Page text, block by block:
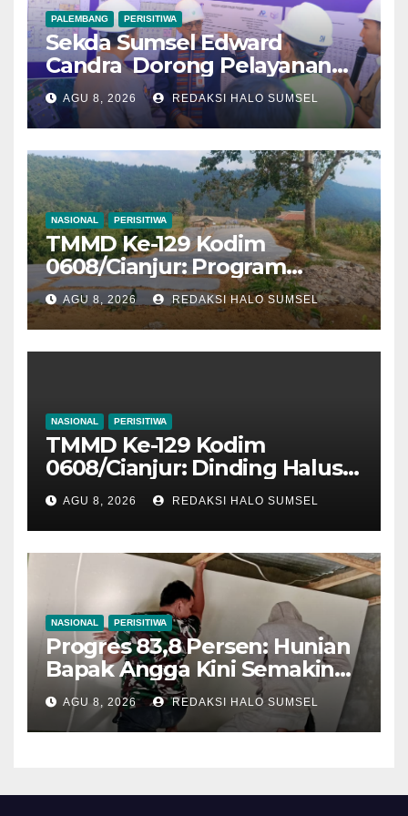
PALEMBANG PERISITIWA
Sekda Sumsel Edward
Candra Dorong Pelayanan
Masyarakat Makin Modern
AGU 8, 2026 REDAKSI HALO SUMSEL
NASIONAL PERISITIWA
TMMD Ke-129 Kodim
0608/Cianjur: Program
Ketahanan Pangan 1 Hektar
Tuntas 100 Persen, Warga
Mekarmukti Kini Punya
Sumber Pangan Mandiri
AGU 8, 2026 REDAKSI HALO SUMSEL
NASIONAL PERISITIWA
TMMD Ke-129 Kodim
0608/Cianjur: Dinding Halus
Dan Pagar Kokoh, Harapan
Bapak Burhanudin Semakin
Sempurna
AGU 8, 2026 REDAKSI HALO SUMSEL
NASIONAL PERISITIWA
Progres 83,8 Persen: Hunian
Bapak Angga Kini Semakin
Tampil Sempurna
AGU 8, 2026 REDAKSI HALO SUMSEL